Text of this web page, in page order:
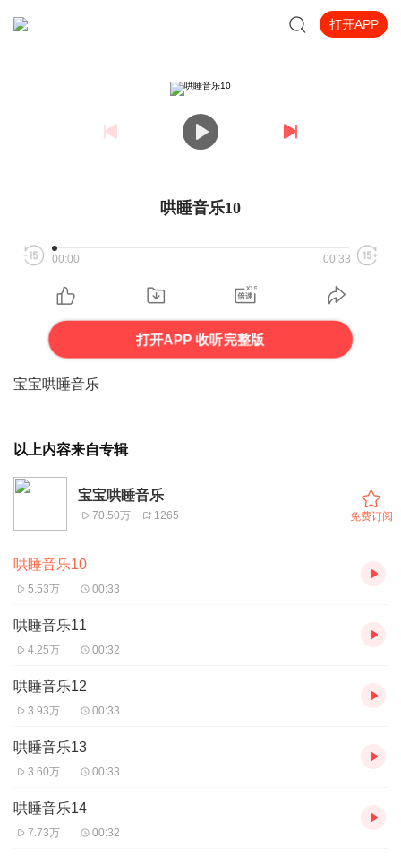
打开APP
哄睡音乐10
00:00 00:33
打开APP 收听完整版
宝宝哄睡音乐
以上内容来自专辑
宝宝哄睡音乐
70.50万 1265 免费订阅
哄睡音乐10
5.53万 00:33
哄睡音乐11
4.25万 00:32
哄睡音乐12
3.93万 00:33
哄睡音乐13
3.60万 00:33
哄睡音乐14
7.73万 00:32